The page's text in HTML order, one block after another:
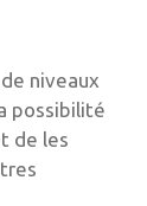
niveaux
possibilité
de les